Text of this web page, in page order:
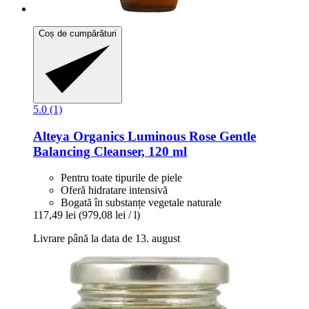
Coș de cumpărături
5.0 (1)
Alteya Organics Luminous Rose Gentle
Balancing Cleanser, 120 ml
Pentru toate tipurile de piele
Oferă hidratare intensivă
Bogată în substanțe vegetale naturale
117,49 lei (979,08 lei / l)
Livrare până la data de 13. august